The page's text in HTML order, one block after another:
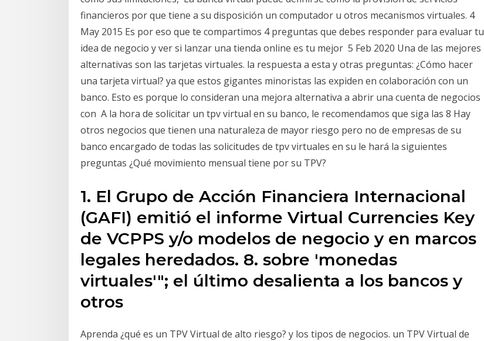
financieros por que tiene a su disposición un computador u otros mecanismos virtuales. 4
May 2015 Es por eso que te compartimos 4 preguntas que debes responder para evaluar tu
idea de negocio y ver si lanzar una tienda online es tu mejor 5 Feb 2020 Una de las mejores
alternativas son las tarjetas virtuales. la respuesta a esta y otras preguntas: ¿Cómo hacer
una tarjeta virtual? ya que estos gigantes minoristas las expiden en colaboración con un
banco. Esto es porque lo consideran una mejora alternativa a abrir una cuenta de negocios
con A la hora de solicitar un tpv virtual en su banco, le recomendamos que siga las 8 Hay
otros negocios que tienen una naturaleza de mayor riesgo pero no de empresas de su
banco encargado de todas las solicitudes de tpv virtuales en su le hará la siguientes
preguntas ¿Qué movimiento mensual tiene por su TPV?
1. El Grupo de Acción Financiera Internacional
(GAFI) emitió el informe Virtual Currencies Key
de VCPPS y/o modelos de negocio y en marcos
legales heredados. 8. sobre 'monedas
virtuales'"; el último desalienta a los bancos y
otros
Aprenda ¿qué es un TPV Virtual de alto riesgo? y los tipos de negocios. un TPV Virtual de